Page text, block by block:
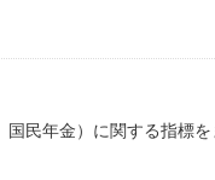
民年金）に関する指標